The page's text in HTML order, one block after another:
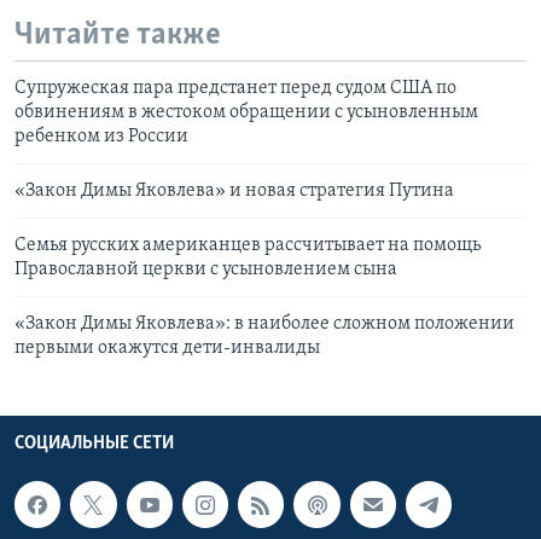
Читайте также
Cупружеская пара предстанет перед судом США по
обвинениям в жестоком обращении с усыновленным
ребенком из России
«Закон Димы Яковлева» и новая стратегия Путина
Семья русских американцев рассчитывает на помощь
Православной церкви с усыновлением сына
«Закон Димы Яковлева»: в наиболее сложном положении
первыми окажутся дети-инвалиды
СОЦИАЛЬНЫЕ СЕТИ